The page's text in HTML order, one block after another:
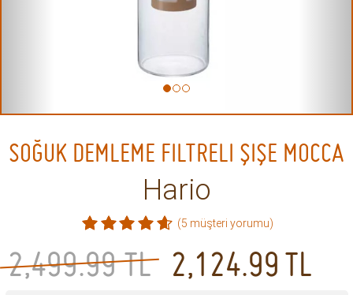
SOĞUK DEMLEME FILTRELI ŞIŞE MOCCA
Hario
(5 müşteri yorumu)
2,499.99 TL 2,124.99TL